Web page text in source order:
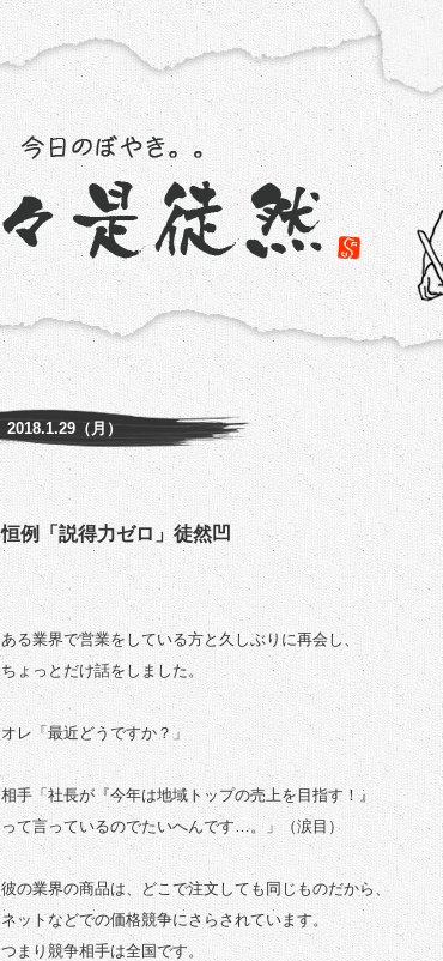
2018.1.29（月）
恒例「説得力ゼロ」徒然凹
ある業界で営業をしている方と久しぶりに再会し、
ちょっとだけ話をしました。
オレ「最近どうですか？」
相手「社長が『今年は地域トップの売上を目指す！』
って言っているのでたいへんです…。」（涙目）
彼の業界の商品は、どこで注文しても同じものだから、
ネットなどでの価格競争にさらされています。
つまり競争相手は全国です。